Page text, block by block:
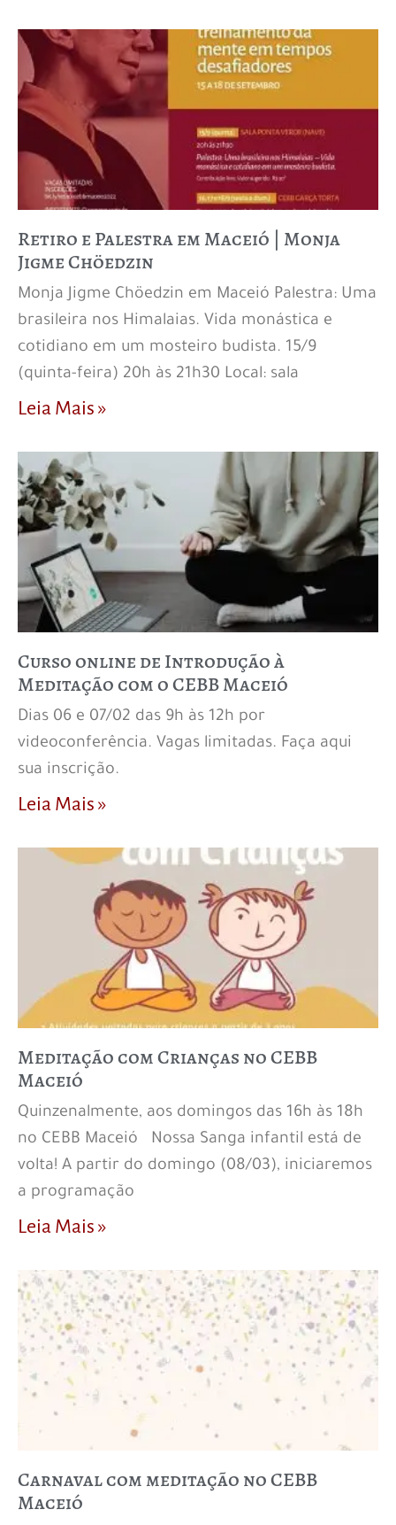
Retiro e Palestra em Maceió | Monja
Jigme Chöedzin
Monja Jigme Chöedzin em Maceió Palestra: Uma
brasileira nos Himalaias. Vida monástica e
cotidiano em um mosteiro budista. 15/9
(quinta-feira) 20h às 21h30 Local: sala
Leia Mais »
Curso online de Introdução à
Meditação com o CEBB Maceió
Dias 06 e 07/02 das 9h às 12h por
videoconferência. Vagas limitadas. Faça aqui
sua inscrição.
Leia Mais »
Meditação com Crianças no CEBB
Maceió
Quinzenalmente, aos domingos das 16h às 18h
no CEBB Maceió Nossa Sanga infantil está de
volta! A partir do domingo (08/03), iniciaremos
a programação
Leia Mais »
Carnaval com meditação no CEBB
Maceió